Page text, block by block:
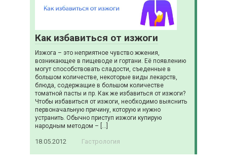
Как избавиться от изжоги
Изжога – это неприятное чувство жжения,
возникающее в пищеводе и гортани. Её появлению
могут способствовать сладости, съеденные в
большом количестве, некоторые виды лекарств,
блюда, содержащие в большом количестве
томатной пасты и пр. Как же избавиться от изжоги?
Чтобы избавиться от изжоги, необходимо выяснить
первоначальную причину, которую и нужно
устранить. Обычно приступ изжоги купирую
народным методом – […]
18.05.2012 Гастрология